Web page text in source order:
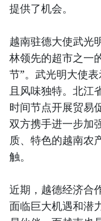
提供了机会。
越南驻德大使武光
林领先的超市之一
节”。武光明大使
且风味独特。北江
时间节点开展贸易
双方携手进一步加
质、特色的越南农
触。
近期，越德经济合
面临巨大机遇和潜